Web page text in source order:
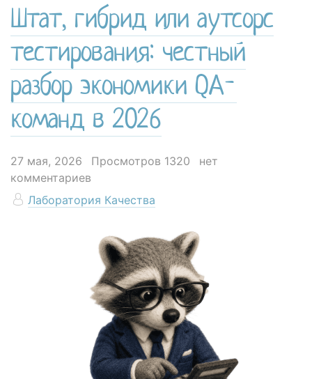
Штат, гибрид или аутсорс
тестирования: честный
разбор экономики QA-
команд в 2026
27 мая, 2026 Просмотров 1320
нет
комментариев
Лаборатория Качества